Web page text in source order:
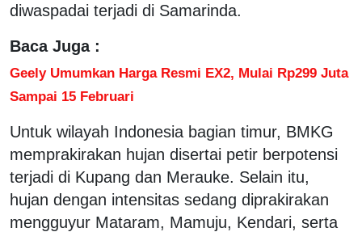
diwaspadai terjadi di Samarinda.
Baca Juga :
Geely Umumkan Harga Resmi EX2, Mulai Rp299 Juta
Sampai 15 Februari
Untuk wilayah Indonesia bagian timur, BMKG
memprakirakan hujan disertai petir berpotensi
terjadi di Kupang dan Merauke. Selain itu,
hujan dengan intensitas sedang diprakirakan
mengguyur Mataram, Mamuju, Kendari, serta